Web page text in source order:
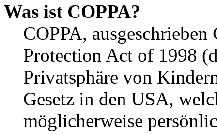
Was ist COPPA?
COPPA,
Protection Act of 1998
Privatsphäre von
Gesetz in den USA,
möglicherweise